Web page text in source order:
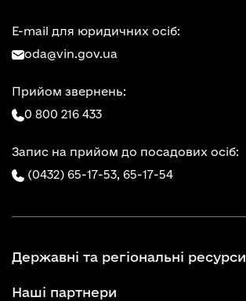
E-mail для юридичних осіб:
oda@vin.gov.ua
Прийом звернень:
0 800 216 433
Запис на прийом до посадових осіб:
(0432) 65-17-53, 65-17-54
Державні та регіональні ресурси
Наші партнери